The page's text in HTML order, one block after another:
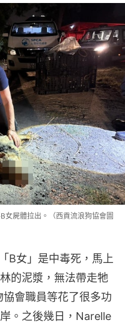
女屍體拉出。（西貢流浪狗協會圖
B女」是中毒死，馬上
的泥漿，無法帶走牠
會職員等花了很多功
。之後幾日，Narelle